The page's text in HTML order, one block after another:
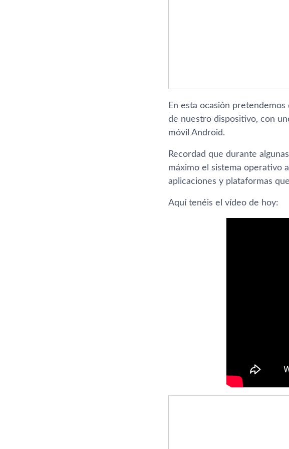
En esta ocasión
de nuestro dispositivo, con
móvil Android.
Recordad que durante
máximo el sistema operativo
aplicaciones y plataformas
Aquí­ tenéis el ví­deo de hoy: